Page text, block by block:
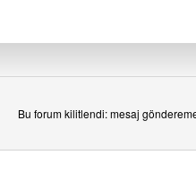
Bu forum kilitlendi: mesaj